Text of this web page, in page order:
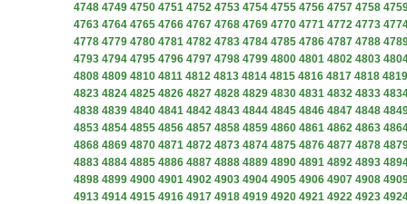
4748 4749 4750 4751 4752 4753 4754 4755 4756 4757 4758
4763 4764 4765 4766 4767 4768 4769 4770 4771 4772 4773
4778 4779 4780 4781 4782 4783 4784 4785 4786 4787 4788
4793 4794 4795 4796 4797 4798 4799 4800 4801 4802 4803
4808 4809 4810 4811 4812 4813 4814 4815 4816 4817 4818 4819
4823 4824 4825 4826 4827 4828 4829 4830 4831 4832 4833
4838 4839 4840 4841 4842 4843 4844 4845 4846 4847 4848
4853 4854 4855 4856 4857 4858 4859 4860 4861 4862 4863
4868 4869 4870 4871 4872 4873 4874 4875 4876 4877 4878
4883 4884 4885 4886 4887 4888 4889 4890 4891 4892 4893
4898 4899 4900 4901 4902 4903 4904 4905 4906 4907 4908
4913 4914 4915 4916 4917 4918 4919 4920 4921 4922 4923